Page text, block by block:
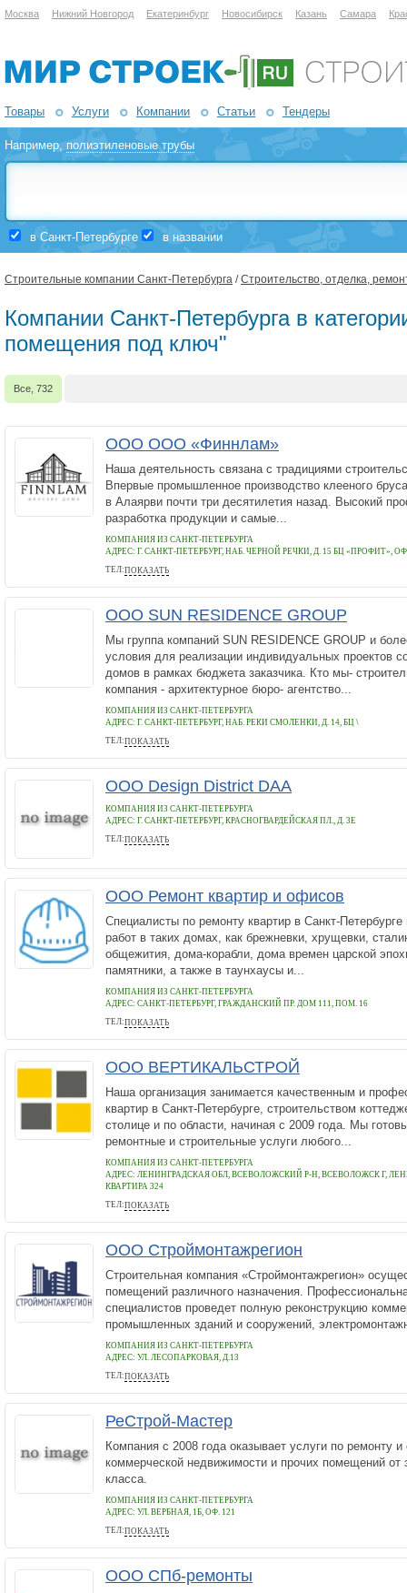
Москва Нижний Новгород Екатеринбург Новосибирск Казань Самара
Товары Услуги Компании Статьи Тендеры
Например,полиэтиленовые трубы
в Санкт-Петербурге в названии
Строительные компании Санкт-Петербурга /Строительство, отделка,
Компании Санкт-Петербурга в
помещения под ключ"
Все, 732
ООО ООО «Финнлам»
Наша деятельность связана с традициями
Впервые промышленное производство клееного
в Алаярви почти три десятилетия назад. Высокий
разработка продукции и самые...
КОМПАНИЯ ИЗ САНКТ-ПЕТЕРБУРГА
АДРЕС: Г. САНКТ-ПЕТЕРБУРГ, НАБ. ЧЕРНОЙ РЕЧКИ, Д. 15 БЦ «ПРОФИТ»,
ТЕЛ:ПОКАЗАТЬ
+78129374747
ООО SUN RESIDENCE GROUP
Мы группа компаний SUN RESIDENCE GROUP и
условия для реализации индивидуальных проектов
домов в рамках бюджета заказчика. Кто мы-
компания - архитектурное бюро- агентство...
КОМПАНИЯ ИЗ САНКТ-ПЕТЕРБУРГА
АДРЕС: Г. САНКТ-ПЕТЕРБУРГ, НАБ. РЕКИ СМОЛЕНКИ, Д. 14, БЦ \
ТЕЛ:ПОКАЗАТЬ
+78005057736
ООО Design District DAA
КОМПАНИЯ ИЗ САНКТ-ПЕТЕРБУРГА
АДРЕС: Г. САНКТ-ПЕТЕРБУРГ, КРАСНОГВАРДЕЙСКАЯ ПЛ., Д. 3Е
ТЕЛ:ПОКАЗАТЬ
+7 (812) 605 92 77
ООО Ремонт квартир и офисов
Специалисты по ремонту квартир в Санкт-
работ в таких домах, как брежневки, хрущевки,
общежития, дома-корабли, дома времен царской
памятники, а также в таунхаусы и...
КОМПАНИЯ ИЗ САНКТ-ПЕТЕРБУРГА
АДРЕС: САНКТ-ПЕТЕРБУРГ, ГРАЖДАНСКИЙ ПР. ДОМ 111, ПОМ. 16
ТЕЛ:ПОКАЗАТЬ
+7 (911) 244-27-58
ООО ВЕРТИКАЛЬСТРОЙ
Наша организация занимается качественным и
квартир в Санкт-Петербурге, строительством
столице и по области, начиная с 2009 года. Мы
ремонтные и строительные услуги любого...
КОМПАНИЯ ИЗ САНКТ-ПЕТЕРБУРГА
АДРЕС: ЛЕНИНГРАДСКАЯ ОБЛ, ВСЕВОЛОЖСКИЙ Р-Н, ВСЕВОЛОЖСК Г,
КВАРТИРА 324
ТЕЛ:ПОКАЗАТЬ
+7 (812) 929-28-81
ООО Строймонтажрегион
Строительная компания «Строймонтажрегион»
помещений различного назначения.
специалистов проведет полную реконструкцию
промышленных зданий и сооружений,
КОМПАНИЯ ИЗ САНКТ-ПЕТЕРБУРГА
АДРЕС: УЛ. ЛЕСОПАРКОВАЯ, Д.13
ТЕЛ:ПОКАЗАТЬ
+7 (931) 225-29-79
РеСтрой-Мастер
Компания с 2008 года оказывает услуги по ремонту и
коммерческой недвижимости и прочих помещений от
класса.
КОМПАНИЯ ИЗ САНКТ-ПЕТЕРБУРГА
АДРЕС: УЛ. ВЕРБНАЯ, 1Б, ОФ. 121
ТЕЛ:ПОКАЗАТЬ
+7 (812) 928-73-77
ООО СПб-ремонты